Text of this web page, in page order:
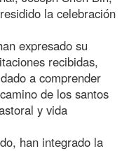
la celebración
expresado su
recibidas,
a comprender
de los santos
y vida
han integrado la